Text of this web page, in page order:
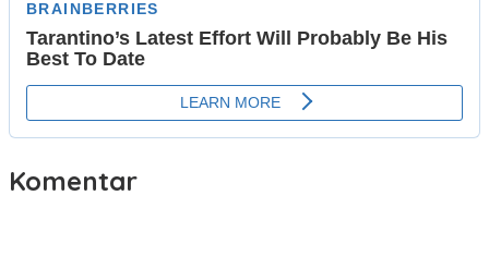
Komentar